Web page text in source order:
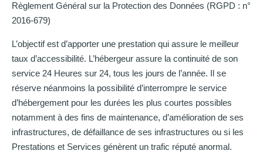
Règlement Général sur la Protection des Données (RGPD : n°
2016-679)
L’objectif est d’apporter une prestation qui assure le meilleur
taux d’accessibilité. L’hébergeur assure la continuité de son
service 24 Heures sur 24, tous les jours de l’année. Il se
réserve néanmoins la possibilité d’interrompre le service
d’hébergement pour les durées les plus courtes possibles
notamment à des fins de maintenance, d’amélioration de ses
infrastructures, de défaillance de ses infrastructures ou si les
Prestations et Services génèrent un trafic réputé anormal.